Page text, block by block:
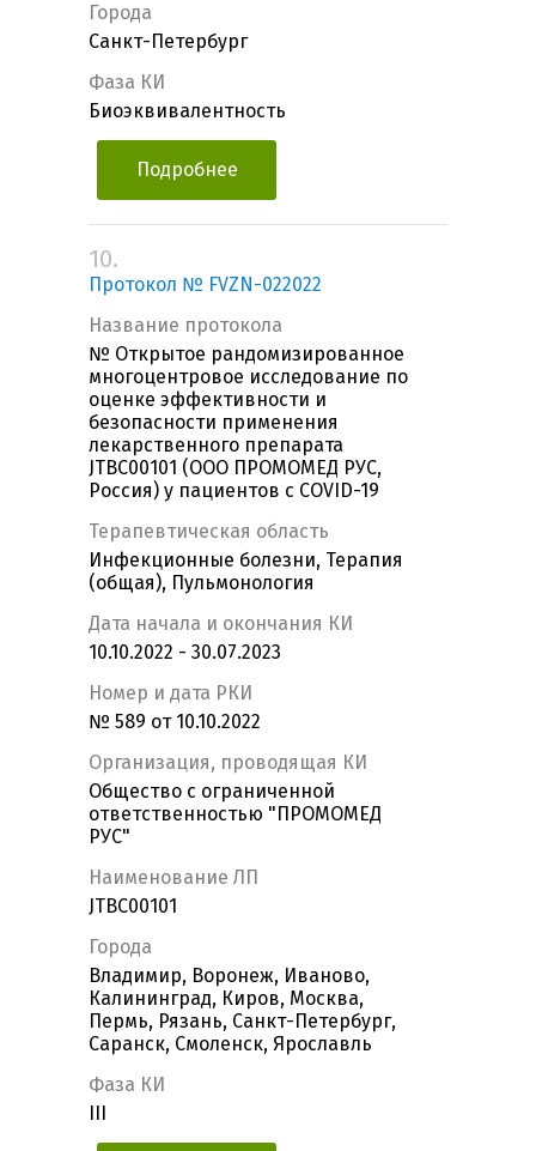
Города
Санкт-Петербург
Фаза КИ
Биоэквивалентность
Подробнее
10.
Протокол № FVZN-022022
Название протокола
№ Открытое рандомизированное
многоцентровое исследование по
оценке эффективности и
безопасности применения
лекарственного препарата
JTBC00101 (ООО ПРОМОМЕД РУС,
Россия) у пациентов с COVID-19
Терапевтическая область
Инфекционные болезни, Терапия
(общая), Пульмонология
Дата начала и окончания КИ
10.10.2022 - 30.07.2023
Номер и дата РКИ
№ 589 от 10.10.2022
Организация, проводящая КИ
Общество с ограниченной
ответственностью "ПРОМОМЕД
РУС"
Наименование ЛП
JTBC00101
Города
Владимир, Воронеж, Иваново,
Калининград, Киров, Москва,
Пермь, Рязань, Санкт-Петербург,
Саранск, Смоленск, Ярославль
Фаза КИ